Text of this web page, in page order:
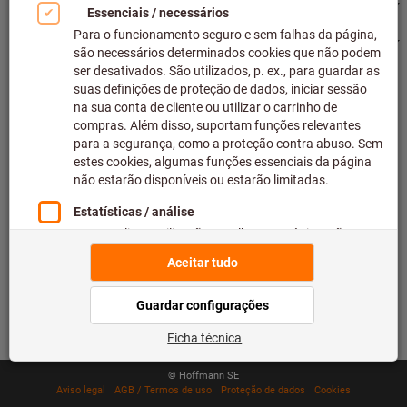
Estamos lá para si
500.000 artigos listados
Envio nacional em 48 horas
Capacidade máxima de entrega
© Hoffmann SE
Aviso legal
AGB / Termos de uso Proteção de dados Cookies